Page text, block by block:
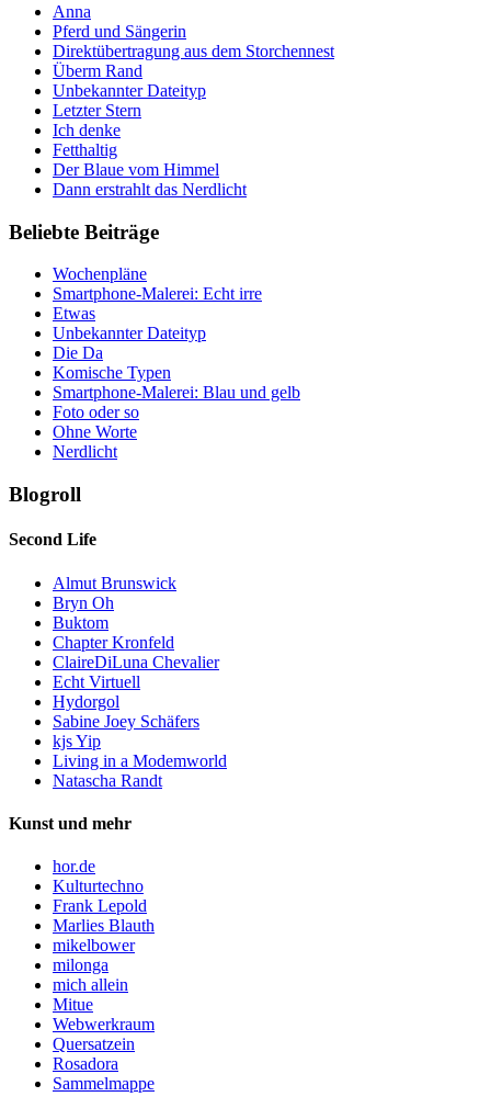
Anna
Pferd und Sängerin
Direktübertragung aus dem Storchennest
Überm Rand
Unbekannter Dateityp
Letzter Stern
Ich denke
Fetthaltig
Der Blaue vom Himmel
Dann erstrahlt das Nerdlicht
Beliebte Beiträge
Wochenpläne
Smartphone-Malerei: Echt irre
Etwas
Unbekannter Dateityp
Die Da
Komische Typen
Smartphone-Malerei: Blau und gelb
Foto oder so
Ohne Worte
Nerdlicht
Blogroll
Second Life
Almut Brunswick
Bryn Oh
Buktom
Chapter Kronfeld
ClaireDiLuna Chevalier
Echt Virtuell
Hydorgol
Sabine Joey Schäfers
kjs Yip
Living in a Modemworld
Natascha Randt
Kunst und mehr
hor.de
Kulturtechno
Frank Lepold
Marlies Blauth
mikelbower
milonga
mich allein
Mitue
Webwerkraum
Quersatzein
Rosadora
Sammelmappe